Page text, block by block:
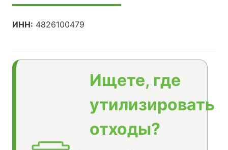
ИНН: 4826100479
Ищете, где
утилизировать
отходы?